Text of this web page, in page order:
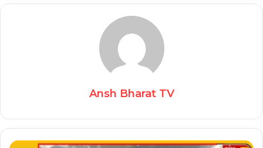
Ansh Bharat TV